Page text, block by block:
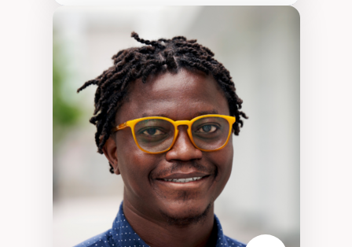
Expertises
Trajectoires migratoires
Migrations forcées
Études des frontières; Enjeux géopolitiques
des migrations
Politiques migratoires
Réfugiés
Demandeurs d’asile
Migrations irrégulières
Migrations temporaires
Migration et changement climatique
Migration et développement